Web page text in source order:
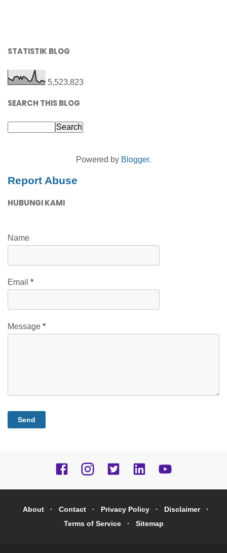
STATISTIK BLOG
5,523,823
SEARCH THIS BLOG
Powered by Blogger.
Report Abuse
HUBUNGI KAMI
Name
Email *
Message *
About Contact Privacy Policy
Disclaimer
Terms of Service
Sitemap